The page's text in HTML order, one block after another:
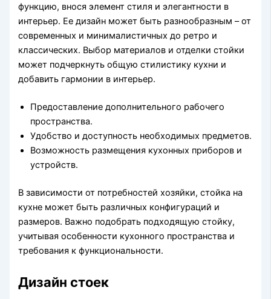
функцию, внося элемент стиля и элегантности в
интерьер. Ее дизайн может быть разнообразным – от
современных и минималистичных до ретро и
классических. Выбор материалов и отделки стойки
может подчеркнуть общую стилистику кухни и
добавить гармонии в интерьер.
Предоставление дополнительного рабочего
пространства.
Удобство и доступность необходимых предметов.
Возможность размещения кухонных приборов и
устройств.
В зависимости от потребностей хозяйки, стойка на
кухне может быть различных конфигураций и
размеров. Важно подобрать подходящую стойку,
учитывая особенности кухонного пространства и
требования к функциональности.
Дизайн стоек